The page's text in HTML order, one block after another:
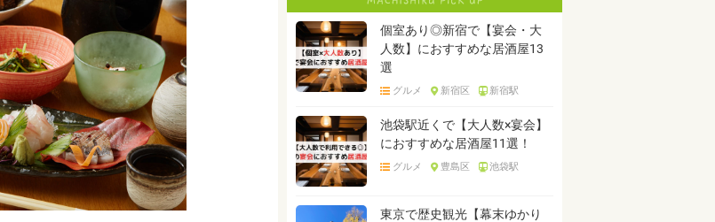
個室あり◎新宿で【宴会・大
人数】におすすめな居酒屋13
選
グルメ 新宿区 新宿駅
池袋駅近くで【大人数×宴会】
におすすめな居酒屋11選！
グルメ 豊島区 池袋駅
東京で歴史観光【幕末ゆかり